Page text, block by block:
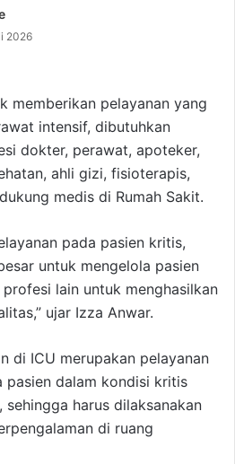
2026
memberikan pelayanan yang
intensif, dibutuhkan
dokter, perawat, apoteker,
ahli gizi, fisioterapis,
medis di Rumah Sakit.
pada pasien kritis,
untuk mengelola pasien
lain untuk menghasilkan
ujar Izza Anwar.
di ICU merupakan pelayanan
pasien dalam kondisi kritis
harus dilaksanakan
di ruang